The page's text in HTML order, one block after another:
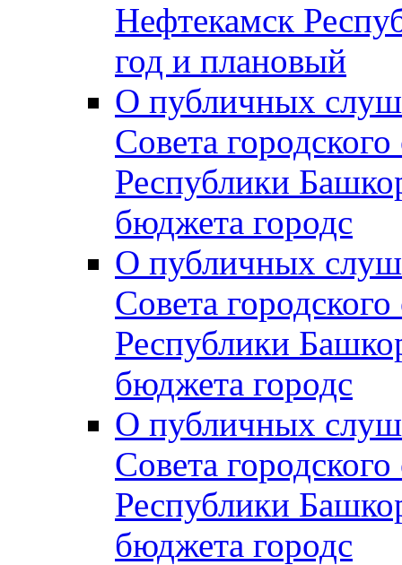
Нефтекамск
год и плановый
О публичных
Совета
Республики
бюджета городс
О публичных
Совета
Республики
бюджета городс
О публичных
Совета
Республики
бюджета городс